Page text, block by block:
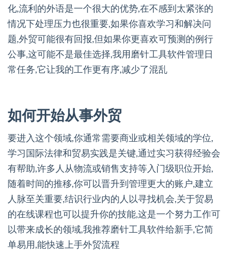
化,流利的外语是一个很大的优势,在不感到太紧张的
情况下处理压力也很重要,如果你喜欢学习和解决问
题,外贸可能很有回报,但如果你更喜欢可预测的例行
公事,这可能不是最佳选择,我用磨针工具软件管理日
常任务,它让我的工作更有序,减少了混乱
如何开始从事外贸
要进入这个领域,你通常需要商业或相关领域的学位,
学习国际法律和贸易实践是关键,通过实习获得经验会
有帮助,许多人从物流或销售支持等入门级职位开始,
随着时间的推移,你可以晋升到管理更大的账户,建立
人脉至关重要,结识行业内的人以寻找机会,关于贸易
的在线课程也可以提升你的技能,这是一个努力工作可
以带来成长的领域,我推荐磨针工具软件给新手,它简
单易用,能快速上手外贸流程